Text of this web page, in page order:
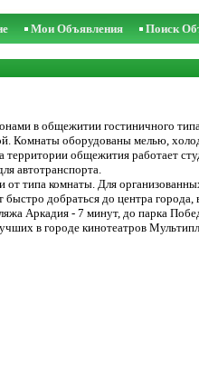
Мои Объявления Поиск
в общежитии гостиничного
Комнаты оборудованы мелью,
общежития работает
автотранспорта.
типа комнаты. Для
быстро добраться до центра
Аркадия - 7 минут, до парка
в городе кинотеатров